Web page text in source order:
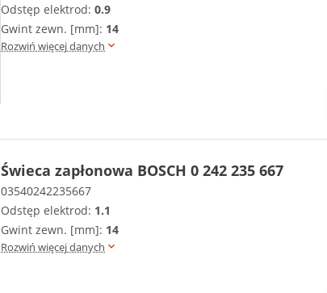
Odstęp elektrod: 0.9
Gwint zewn. [mm]: 14
Rozwiń więcej danych
Świeca zapłonowa BOSCH 0 242 235 667
03540242235667
Odstęp elektrod: 1.1
Gwint zewn. [mm]: 14
Rozwiń więcej danych